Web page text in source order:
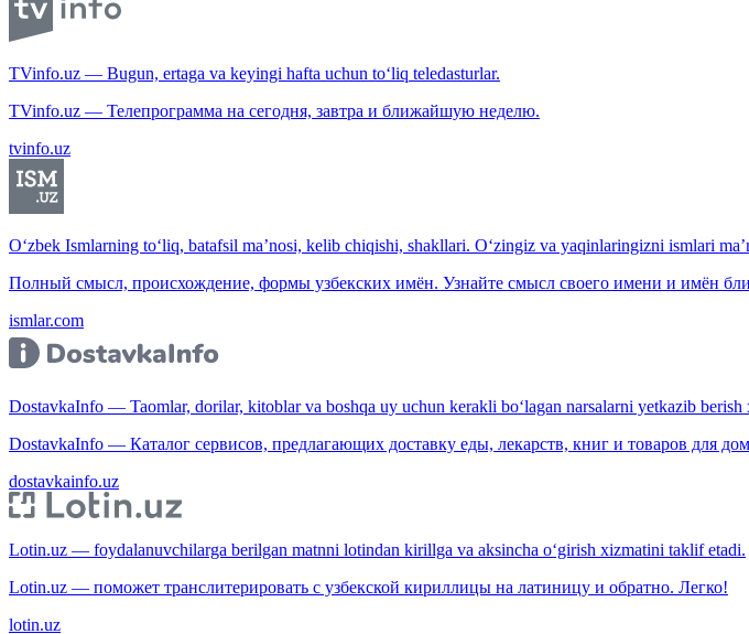
TVinfo.uz — Bugun, ertaga va keyingi hafta uchun to‘liq teledasturlar.
TVinfo.uz — Телепрограмма на сегодня, завтра и ближайшую неделю.
tvinfo.uz
O‘zbek Ismlarning to‘liq, batafsil ma’nosi, kelib chiqishi, shakllari. O‘zingiz va yaqinlaringizni ismlari
Полный смысл, происхождение, формы узбекских имён. Узнайте смысл своего имени и имён
ismlar.com
DostavkaInfo — Taomlar, dorilar, kitoblar va boshqa uy uchun kerakli bo‘lagan narsalarni yetkazib berish
DostavkaInfo — Каталог сервисов, предлагающих доставку еды, лекарств, книг и товаров для
dostavkainfo.uz
Lotin.uz — foydalanuvchilarga berilgan matnni lotindan kirillga va aksincha o‘girish xizmatini taklif etadi.
Lotin.uz — поможет транслитерировать с узбекской кириллицы на латиницу и обратно. Легко!
lotin.uz